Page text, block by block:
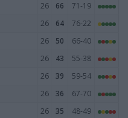
26 66
71-19
26 64
76-22
26 50
66-40
26 43
55-38
26 39
59-54
26 36
67-70
26 35
48-49